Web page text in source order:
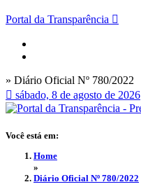
Portal da Transparência
» Diário Oficial Nº 780/2022
sábado, 8 de agosto de 2026
Você está em:
Home
»
Diário Oficial Nº 780/2022